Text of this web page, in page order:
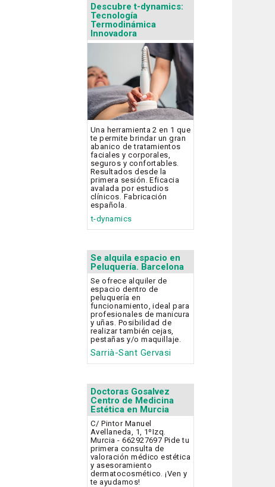
Descubre t-dynamics:
Tecnología
Termodinámica
Innovadora
Una herramienta 2 en 1 que
te permite brindar un gran
abanico de tratamientos
faciales y corporales,
seguros y confortables.
Resultados desde la
primera sesión. Eficacia
avalada por estudios
clínicos. Fabricación
española.
t-dynamics
Se alquila espacio en
Peluquería. Barcelona
Se ofrece alquiler de
espacio dentro de
peluquería en
funcionamiento, ideal para
profesionales de manicura
y uñas. Posibilidad de
realizar también cejas,
pestañas y/o maquillaje.
Sarrià-Sant Gervasi
Doctoras Gosalvez
Centro de Medicina
Estética en Murcia
C/ Pintor Manuel
Avellaneda, 1, 1ºIzq.
Murcia - 662927697 Pide tu
primera consulta de
valoración médico estética
y asesoramiento
dermatocosmético. ¡Ven y
te ayudamos!